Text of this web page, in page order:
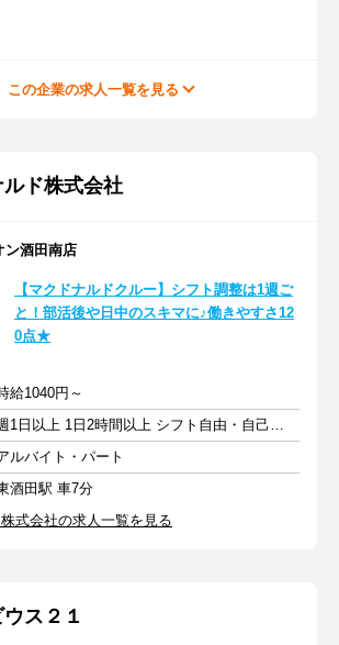
この企業の求人一覧を見る
ルド株式会社
ン酒田南店
【マクドナルドクルー】シフト調整は1週ご
と！部活後や日中のスキマに♪働きやすさ12
0点★
給1040円～
週1日以上 1日2時間以上 シフト自由・自己申告
ルバイト・パート
酒田駅 車7分
式会社の求人一覧を見る
ス２１